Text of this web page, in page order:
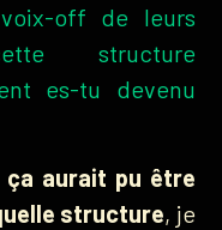
off de leurs
structure
es-tu devenu
ça aurait pu être
structure, je